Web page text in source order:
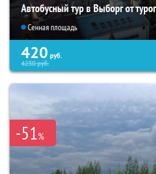
Автобусный тур в Выборг от
Сенная площадь
420 руб.
4230руб.
-51%